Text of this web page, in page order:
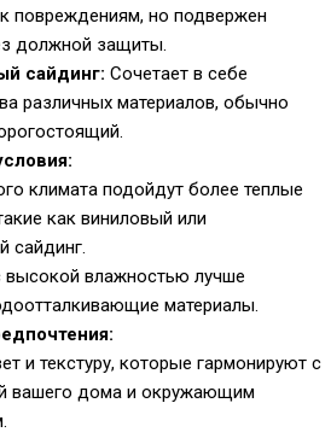
повреждениям, но подвержен
должной защиты.
сайдинг: Сочетает в себе
различных материалов, обычно
климата подойдут более теплые
как виниловый или
сайдинг.
высокой влажностью лучше
материалы.
и текстуру, которые гармонируют с
вашего дома и окружающим